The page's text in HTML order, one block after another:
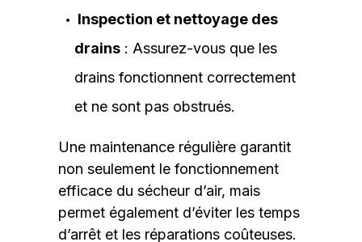
Inspection et nettoyage des
drains : Assurez-vous que les
drains fonctionnent correctement
et ne sont pas obstrués.
Une maintenance régulière garantit
non seulement le fonctionnement
efficace du sécheur d’air, mais
permet également d’éviter les temps
d’arrêt et les réparations coûteuses.